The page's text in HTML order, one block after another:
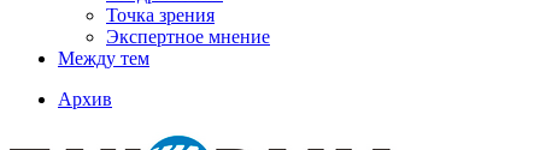
Точка зрения
Экспертное мнение
Между тем
Архив